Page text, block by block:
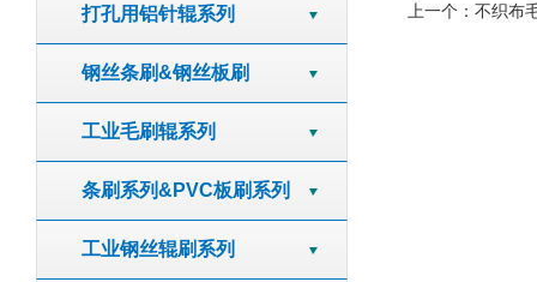
打孔用铝针辊系列
钢丝条刷&钢丝板刷
工业毛刷辊系列
条刷系列&PVC板刷系列
工业钢丝辊刷系列
上一个： 不织布